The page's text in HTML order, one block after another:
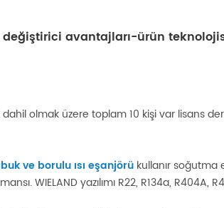
değiştirici avantajları-ürün
olmak üzere toplam 10 kişi var lisans
ve borulu ısı eşanjörükullanır soğutma
WIELAND yazılımı R22, R134a, R404A,